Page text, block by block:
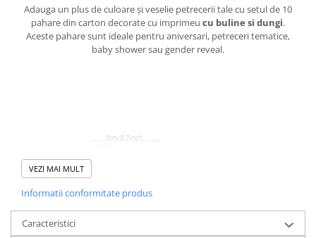
Covorase de joaca
Genti, Portofele, Penare
Markere si Set Desen
Markere si Set Desen
Scaune de masa bebe
Articole Petrecere
Adauga un plus de culoare și veselie petrecerii tale cu setul de 10
pahare din carton decorate cu imprimeu cu buline si dungi.
Aceste pahare sunt ideale pentru aniversari, petreceri tematice,
baby shower sau gender reveal.
VEZI MAI MULT
Informatii conformitate produs
Caracteristici